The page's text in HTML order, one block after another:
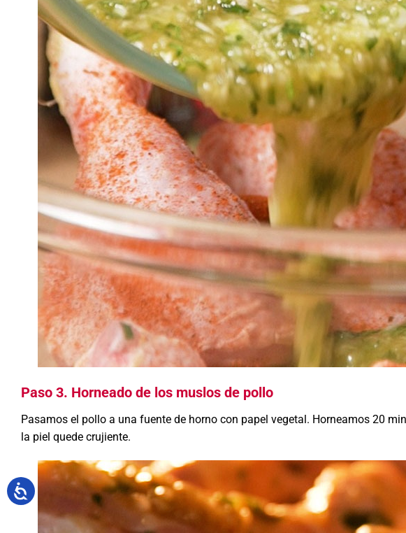
Paso 3. Horneado de los muslos de pollo
Pasamos el pollo a una fuente de horno con papel vegetal. Horneamos 20
la piel quede crujiente.